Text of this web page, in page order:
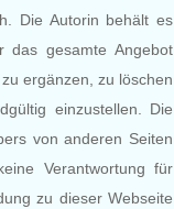
Die Autorin behält es
das gesamte Angebot
ergänzen, zu löschen
einzustellen. Die
von anderen Seiten
Verantwortung für
zu dieser Webseite